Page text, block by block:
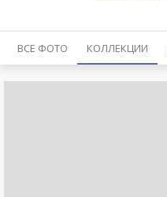
ВСЕ ФОТО КОЛЛЕКЦИИ